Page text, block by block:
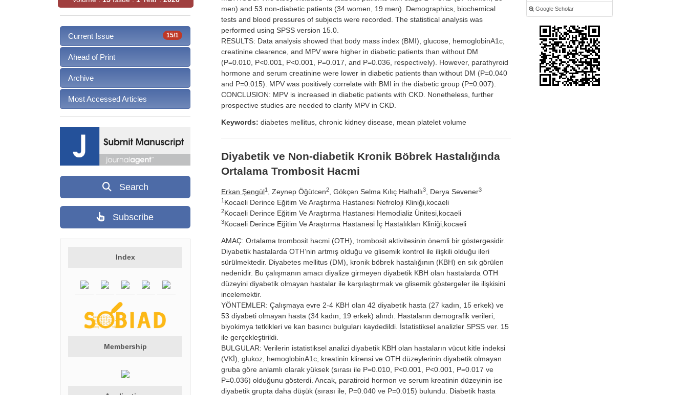
15/1
Current Issue
Ahead of Print
Archive
Most Accessed Articles
Search
Subscribe
Index
Membership
men) and 53 non-diabetic patients (34 women, 19 men). Demographics, biochemical
tests and blood pressures of subjects were recorded. The statistical analysis was
performed using SPSS version 15.0.
RESULTS: Data analysis showed that body mass index (BMI), glucose, hemoglobinA1c,
creatinine clearence, and MPV were higher in diabetic patients than without DM
(P=0.010, P<0.001, P<0.001, P=0.017, and P=0.036, respectively). However, parathyroid
hormone and serum creatinine were lower in diabetic patients than without DM (P=0.040
and P=0.015). MPV was positively correlate with BMI in the diabetic group (P=0.007).
CONCLUSION: MPV is increased in diabetic patients with CKD. Nonetheless, further
prospective studies are needed to clarify MPV in CKD.
Keywords: diabetes mellitus, chronic kidney disease, mean platelet volume
Diyabetik ve Non-diabetik Kronik Böbrek Hastalığında
Ortalama Trombosit Hacmi
Erkan Şengül1 , Zeynep Öğütcen2 , Gökçen Selma Kılıç Halhallı3 , Derya Sevener3
1 Kocaeli Derince Eğitim Ve Araştırma Hastanesi Nefroloji Kliniği,kocaeli
2Kocaeli Derince Eğitim Ve Araştırma Hastanesi Hemodializ Ünitesi,kocaeli
3Kocaeli Derince Eğitim Ve Araştırma Hastanesi İç Hastalıkları Kliniği,kocaeli
AMAÇ: Ortalama trombosit hacmi (OTH), trombosit aktivitesinin önemli bir göstergesidir.
Diyabetik hastalarda OTH’nin artmış olduğu ve glisemik kontrol ile ilişkili olduğu ileri
sürülmektedir. Diyabetes mellitus (DM), kronik böbrek hastalığının (KBH) en sık görülen
nedenidir. Bu çalışmanın amacı diyalize girmeyen diyabetik KBH olan hastalarda OTH
düzeyini diyabetik olmayan hastalar ile karşılaştırmak ve glisemik göstergeler ile ilişkisini
incelemektir.
YÖNTEMLER: Çalışmaya evre 2-4 KBH olan 42 diyabetik hasta (27 kadın, 15 erkek) ve
53 diyabeti olmayan hasta (34 kadın, 19 erkek) alındı. Hastaların demografik verileri,
biyokimya tetkikleri ve kan basıncı bulguları kaydedildi. İstatistiksel analizler SPSS ver. 15
ile gerçekleştirildi.
BULGULAR: Verilerin istatistiksel analizi diyabetik KBH olan hastaların vücut kitle indeksi
(VKİ), glukoz, hemoglobinA1c, kreatinin klirensi ve OTH düzeylerinin diyabetik olmayan
gruba göre anlamlı olarak yüksek (sırası ile P=0.010, P<0.001, P<0.001, P=0.017 ve
P=0.036) olduğunu gösterdi. Ancak, paratiroid hormon ve serum kreatinin düzeyinin ise
diyabetik grupta daha düşük (sırası ile, P=0.040 ve P=0.015) bulundu. Diabetik hasta
Google Scholar